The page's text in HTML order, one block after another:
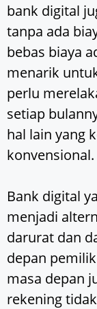
bank digital
tanpa ada
bebas biaya
menarik
perlu
setiap
hal lain yang
konvensional.
Bank digital
menjadi
darurat dan
depan
masa depan
rekening